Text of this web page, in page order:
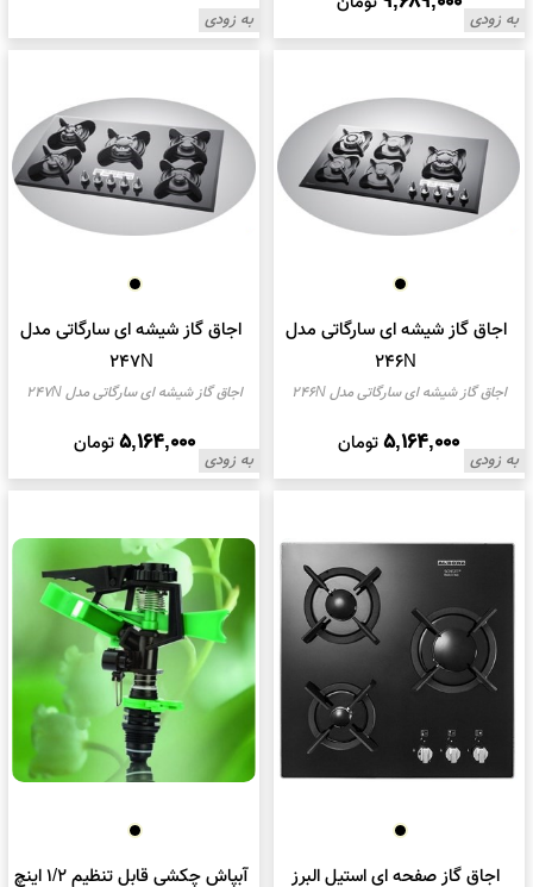
به زودی به زودی
اجاق گاز شیشه ای سارگاتی مدل
246N
اجاق گاز شیشه ای سارگاتی مدل 246N
5,164,000تومان
به زودی
اجاق گاز شیشه ای سارگاتی مدل
247N
اجاق گاز شیشه ای سارگاتی مدل 247N
5,164,000تومان
به زودی
اجاق گاز صفحه ای استیل البرز آبپاش چکشی قابل تنظیم 1/2 اینچ